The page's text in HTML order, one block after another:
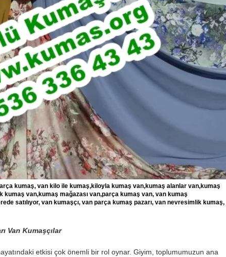
kumaş, van kilo ile kumaş,kiloyla kumaş van,kumaş alanlar van,kumaş
kumaş van,kumaş mağazası van,parça kumaş van, van kumaş
satılıyor, van kumaşçı, van parça kumaş pazarı, van nevresimlik kumaş,
Van Kumaşçılar
etkisi çok önemli bir rol oynar. Giyim, toplumumuzun ana